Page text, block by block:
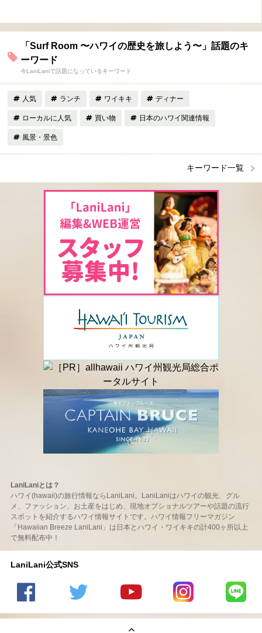
「Surf Room 〜ハワイの歴史を旅しよう〜」話題のキ
ーワード
今LaniLaniで話題になっているキーワード
人気 ランチ ワイキキ ディナー
ローカルに人気 買い物 日本のハワイ関連情報
風景・景色
キーワード一覧
LaniLaniとは？
ハワイ(hawaii)の旅行情報ならLaniLani。LaniLaniはハワイの観光、グル
メ、ファッション、お土産をはじめ、現地オプショナルツアーや話題の流行
スポットを紹介するハワイ情報サイトです。ハワイ情報フリーマガジン
「Hawaiian Breeze LaniLani」は日本とハワイ・ワイキキの計400ヶ所以上
で無料配布中！
LaniLani公式SNS
の
のtwitter
の
LaniLani
LaniLani